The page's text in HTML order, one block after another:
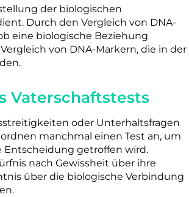
der biologischen
Durch den Vergleich von DNA-
eine biologische Beziehung
von DNA-Markern, die in der
Vaterschaftstests
oder Unterhaltsfragen
manchmal einen Test an, um
Entscheidung getroffen wird.
nach Gewissheit über ihre
über die biologische Verbindung